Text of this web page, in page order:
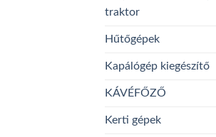
traktor
Hűtőgépek
Kapálógép kiegészítő
KÁVÉFŐZŐ
Kerti gépek